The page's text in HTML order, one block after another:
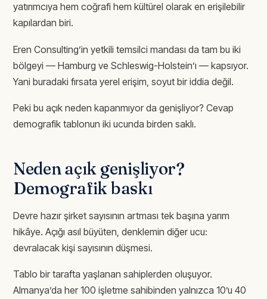
yatırımcıya hem coğrafi hem kültürel olarak en erişilebilir
kapılardan biri.
Eren Consulting’in yetkili temsilci mandası da tam bu iki
bölgeyi — Hamburg ve Schleswig-Holstein’ı — kapsıyor.
Yani buradaki fırsata yerel erişim, soyut bir iddia değil.
Peki bu açık neden kapanmıyor da genişliyor? Cevap
demografik tablonun iki ucunda birden saklı.
Neden açık genişliyor?
Demografik baskı
Devre hazır şirket sayısının artması tek başına yarım
hikâye. Açığı asıl büyüten, denklemin diğer ucu:
devralacak kişi sayısının düşmesi.
Tablo bir tarafta yaşlanan sahiplerden oluşuyor.
Almanya’da her 100 işletme sahibinden yalnızca 10’u 40